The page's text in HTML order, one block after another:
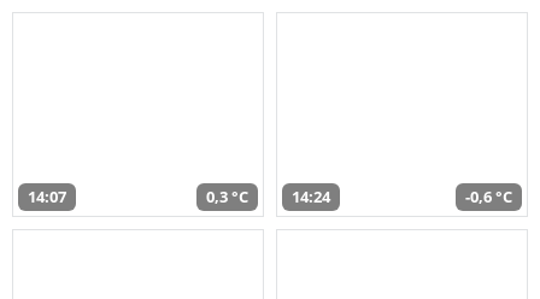
14:07 0,3 °C 14:24 -0,6 °C